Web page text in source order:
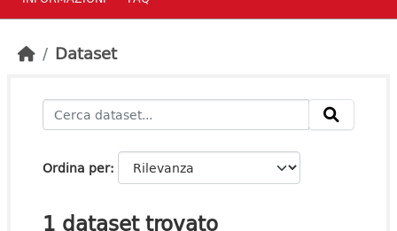
Dataset
Ordina per
1 dataset trovato